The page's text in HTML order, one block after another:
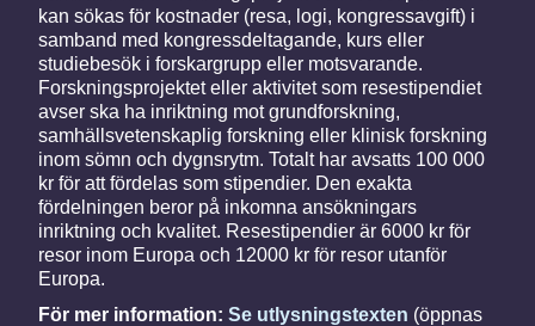
kan sökas för kostnader (resa, logi, kongressavgift) i
samband med kongressdeltagande, kurs eller
studiebesök i forskargrupp eller motsvarande.
Forskningsprojektet eller aktivitet som resestipendiet
avser ska ha inriktning mot grundforskning,
samhällsvetenskaplig forskning eller klinisk forskning
inom sömn och dygnsrytm. Totalt har avsatts 100 000
kr för att fördelas som stipendier. Den exakta
fördelningen beror på inkomna ansökningars
inriktning och kvalitet. Resestipendier är 6000 kr för
resor inom Europa och 12000 kr för resor utanför
Europa.
För mer information: Se utlysningstexten (öppnas